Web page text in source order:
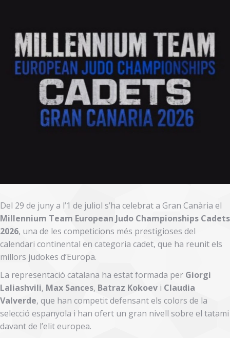
Del 29 de juny a l’1 de juliol s’ha celebrat a Gran Canària el
Millennium Team European Judo Championships Cadets
2026, una de les competicions més prestigioses del
calendari continental en categoria cadet, que ha reunit els
millors judokes d’Europa.
La representació catalana ha estat formada per Giorgi
Laliashvili, Max Sances, Batraz Kokoev i Claudia
Valverde, que han competit defensant els colors de la
selecció espanyola i han ofert un gran nivell sobre el tatami
davant de l’elit europea.